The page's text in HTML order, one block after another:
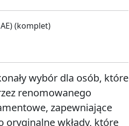
wybór dla osób, które
renomowanego
zapewniające
oryginalne wkłady, które